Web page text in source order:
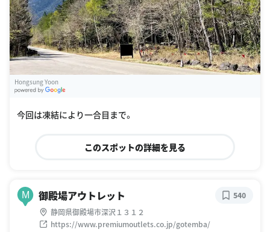
Hongsung Yoon
今回は凍結により一合目まで。
このスポットの詳細を見る
M 御殿場アウトレット
静岡県御殿場市深沢１３１２
https://www.premiumoutlets.co.jp/gotemba/
540